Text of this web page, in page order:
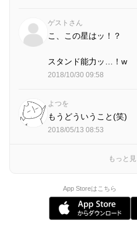
ゲストさん
こ、この星はッ！？
スタンド能力ッ…！w
2018/10/30 09:58
よつを
もうどういうこと(笑)
2018/05/13 08:53
もっと
App Storeはこちら